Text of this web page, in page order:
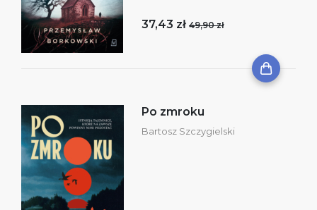
37,43 zł 49,90 zł
Po zmroku
Bartosz Szczygielski